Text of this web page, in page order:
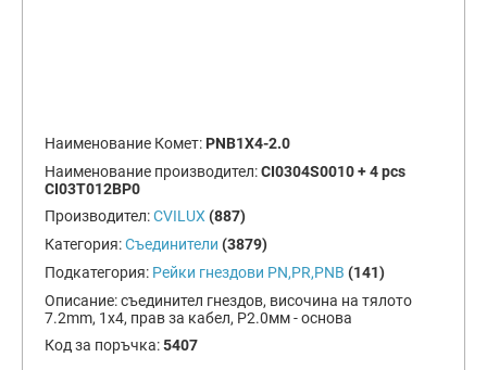
Наименование Комет: PNB1X4-2.0
Наименование производител:CI0304S0010 + 4 pcs
CI03T012BP0
Производител:CVILUX (887)
Категория:Съединители (3879)
Подкатегория: Рейки гнездови PN,PR,PNB (141)
Описание:съединител гнездов, височина на тялото
7.2mm, 1x4, прав за кабел, Р2.0мм - основа
Код за поръчка:5407